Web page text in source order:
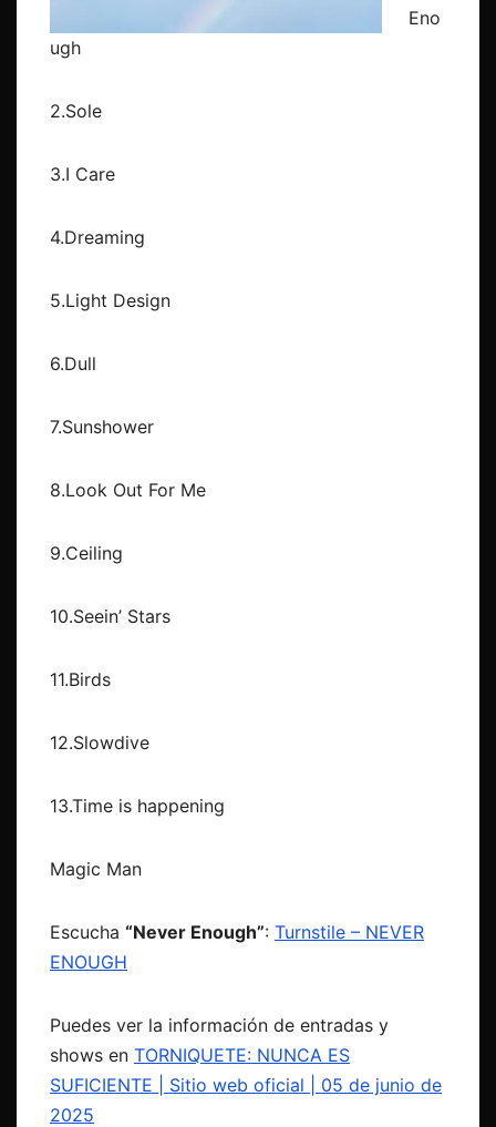
Eno
ugh
2.Sole
3.I Care
4.Dreaming
5.Light Design
6.Dull
7.Sunshower
8.Look Out For Me
9.Ceiling
10.Seein’ Stars
11.Birds
12.Slowdive
13.Time is happening
Magic Man
Escucha “Never Enough”: Turnstile – NEVER
ENOUGH
Puedes ver la información de entradas y
shows en TORNIQUETE: NUNCA ES
SUFICIENTE | Sitio web oficial | 05 de junio de
2025